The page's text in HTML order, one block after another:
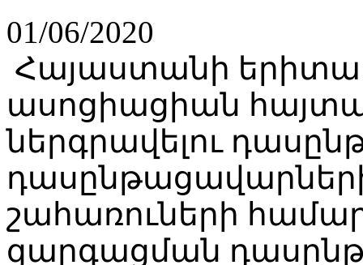
01/06/2020
Հայաստանի
ասոցիացիան
ներգրավելու
շահառուների
զարգացման